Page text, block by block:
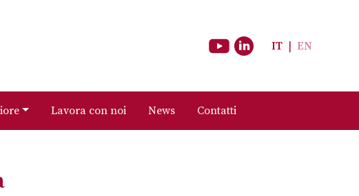
IT | EN
Lavora con noi News Contatti